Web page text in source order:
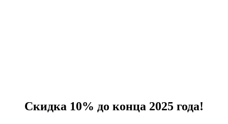
Скидка 10% до конца 2025 года!